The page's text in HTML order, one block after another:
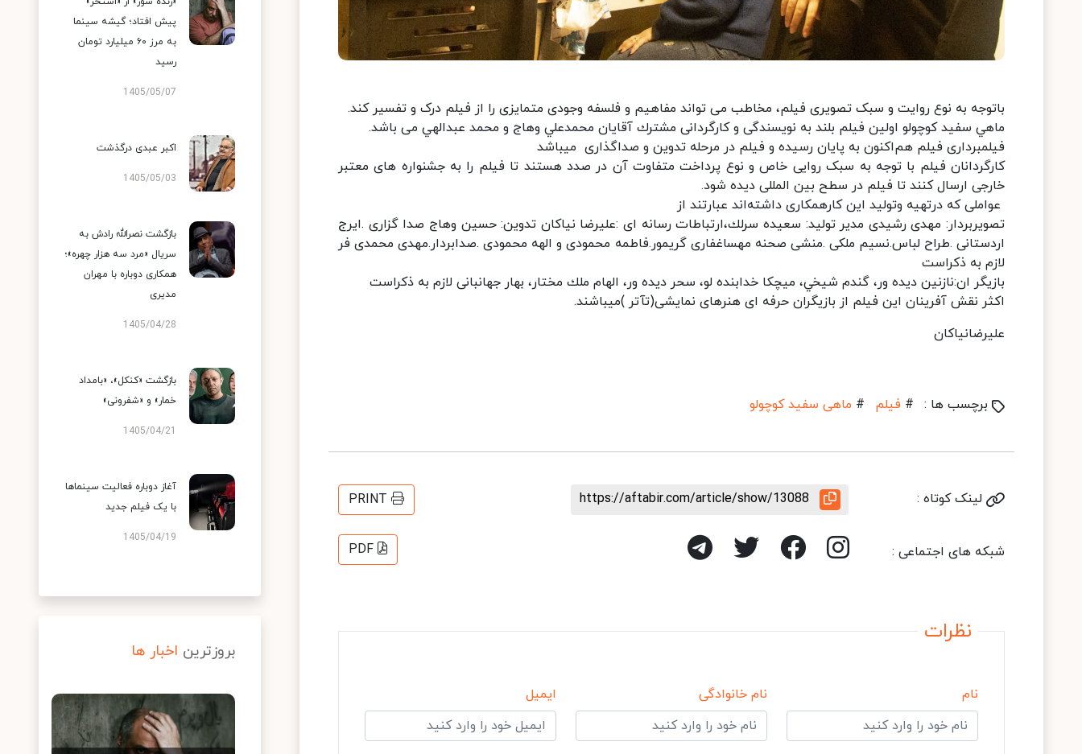
باتوجه به نوع روایت و سبک تصویری فیلم، مخاطب می تواند مفاهیم و فلسفه وجودی متمایزی را از فیلم درک و تفسیر کند.
ماهي سفيد كوچولو اولين فيلم بلند به نویسندگی و کارگردانی مشترك آقایان محمدعلي وهاج و محمد عبدالهي می باشد.
فیلمبرداری فیلم هم‌اکنون به پایان رسیده و فیلم در مرحله تدوین و صداگذاری میباشد
کارگردانان فیلم با توجه به سبک روایی خاص و نوع پرداخت متفاوت آن در صدد هستند تا فیلم را به جشنواره های معتبر
خارجی ارسال کنند تا فیلم در سطح بین المللی دیده شود.
عواملی که درتهیه وتولید این کارهمکاری داشته‌اند عبارتند از
تصويربردار: مهدی رشيدی مدير توليد: سعيده سرلك،ارتباطات رسانه ای :علیرضا نیاکان تدوين: حسين وهاج صدا گزاری .ایرج
اردستانی .طراح لباس.نسیم ملکی .منشی صحنه مهساغفاری گریمور.فاطمه محمودی و الهه محمودی .صدابردار.مهدی محمدی فر
لازم به ذکراست
بازیگر ان:نازنين ديده ور، گندم شيخي، ميچكا خدابنده لو، سحر ديده ور، الهام ملك مختار، بهار جهانبانی لازم به ذکراست
اكثر نقش آفرينان اين فيلم از بازيگران حرفه ای هنرهای نمایشی(تآتر )ميباشند.
علیرضانیاکان
برچسب ها : # فیلم # ماهی سفيد كوچولو
لینک کوتاه : https://aftabir.com/article/show/13088
PRINT
شبکه های اجتماعی : PDF
نظرات
نام نام خانوادگی ایمیل
پیش افتاد؛ گیشه سینما
به مرز ۶۰ میلیارد تومان
رسید
1405/05/07
اکبر عبدی درگذشت
1405/05/03
بازگشت نصرالله رادش به
سریال «مرد سه هزار چهره»؛
همکاری دوباره با مهران
مدیری
1405/04/28
بازگشت «کنکل»، «بامداد
خمار» و «شفرونی»
1405/04/21
آغاز دوباره فعالیت سینماها
با یک فیلم جدید
1405/04/19
بروزترین اخبار ها